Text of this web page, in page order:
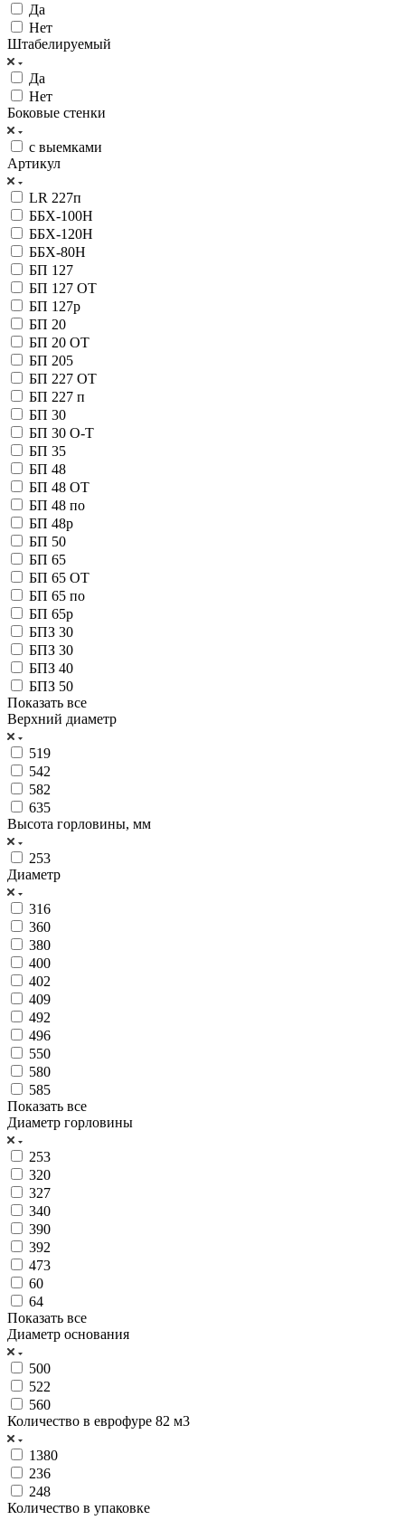
Да
Нет
Штабелируемый
Да
Нет
Боковые стенки
с выемками
Артикул
LR 227п
ББХ-100Н
ББХ-120Н
ББХ-80Н
БП 127
БП 127 OT
БП 127р
БП 20
БП 20 OT
БП 205
БП 227 OT
БП 227 п
БП 30
БП 30 О-Т
БП 35
БП 48
БП 48 OT
БП 48 по
БП 48р
БП 50
БП 65
БП 65 OT
БП 65 по
БП 65р
БПЗ 30
БПЗ 30
БПЗ 40
БПЗ 50
Показать все
Верхний диаметр
519
542
582
635
Высота горловины, мм
253
Диаметр
316
360
380
400
402
409
492
496
550
580
585
Показать все
Диаметр горловины
253
320
327
340
390
392
473
60
64
Показать все
Диаметр основания
500
522
560
Количество в еврофуре 82 м3
1380
236
248
Количество в упаковке